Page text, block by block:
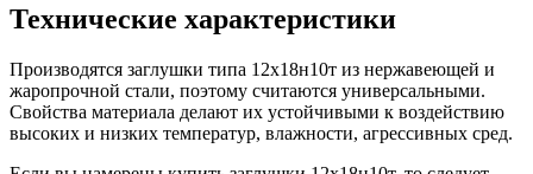
Технические характеристики
Производятся заглушки типа 12х18н10т из нержавеющей и
жаропрочной стали, поэтому считаются универсальными.
Свойства материала делают их устойчивыми к воздействию
высоких и низких температур, влажности, агрессивных сред.